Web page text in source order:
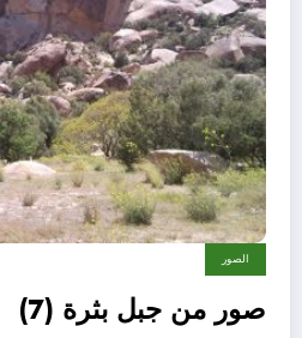
الصور
صور من جبل بثرة (7)